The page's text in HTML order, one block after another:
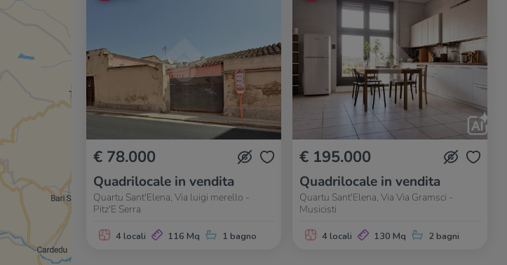
€ 78.000
Quadrilocale in vendita
Quartu Sant'Elena, Via luigi merello -
Pitz'E Serra
4 locali 116 Mq 1 bagno
€ 195.000
Quadrilocale in vendita
Quartu Sant'Elena, Via Via Gramsci -
Musicisti
4 locali 130 Mq 2 bagni